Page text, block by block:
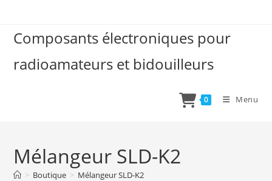
contentComposants électroniques pour
radioamateurs et bidouilleurs
0 Menu
Mélangeur SLD-K2
> Boutique > Mélangeur SLD-K2